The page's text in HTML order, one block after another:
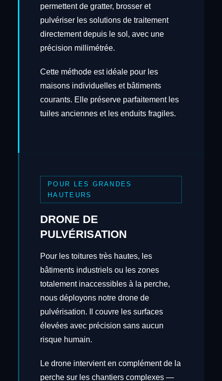
permettent de gratter, brosser et
pulvériser les solutions de traitement
directement depuis le sol, avec une
précision millimétrée.
Cette méthode est idéale pour les
maisons individuelles et bâtiments
courants. Elle préserve parfaitement les
tuiles anciennes et les enduits fragiles.
POUR LES GRANDES
HAUTEURS
DRONE DE
PULVÉRISATION
Pour les toitures très hautes, les
bâtiments industriels ou les zones
totalement inaccessibles à la perche,
nous déployons notre drone de
pulvérisation. Il couvre les surfaces
élevées avec précision sans aucun
risque humain.
Le drone intervient en complément de la
perche sur les chantiers complexes —